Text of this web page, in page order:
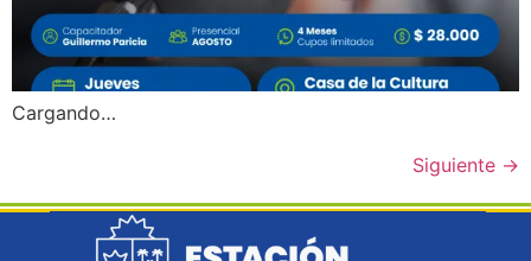
Cargando…
Siguiente →